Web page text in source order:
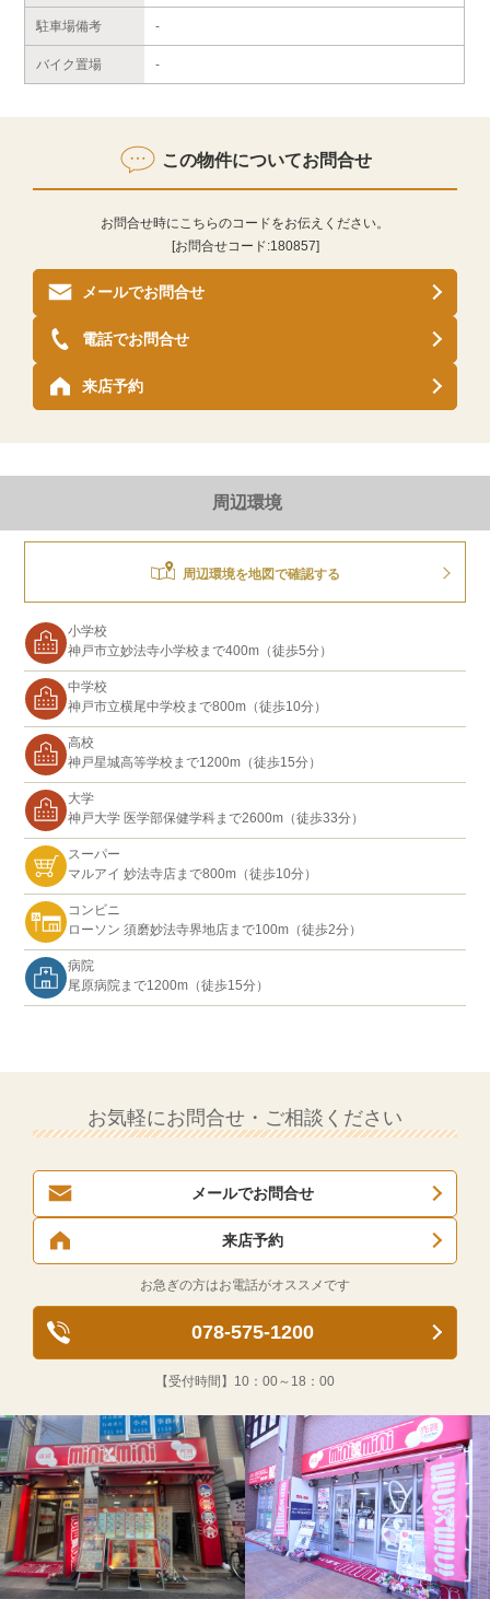
駐車場備考 -
バイク置場 -
この物件についてお問合せ
お問合せ時にこちらのコードをお伝えください。
[お問合せコード:180857]
メールでお問合せ
来店予約
電話でお問合せ
周辺環境
周辺環境を地図で確認する
小学校
神戸市立妙法寺小学校まで400m（徒歩5分）
中学校
神戸市立横尾中学校まで800m（徒歩10分）
高校
神戸星城高等学校まで1200m（徒歩15分）
大学
神戸大学 医学部保健学科まで2600m（徒歩33分）
スーパー
マルアイ 妙法寺店まで800m（徒歩10分）
コンビニ
ローソン 須磨妙法寺界地店まで100m（徒歩2分）
病院
尾原病院まで1200m（徒歩15分）
お気軽にお問合せ・ご相談ください
メールでお問合せ
来店予約
お急ぎの方はお電話がオススメです
078-575-1200
【受付時間】 10：00～18：00